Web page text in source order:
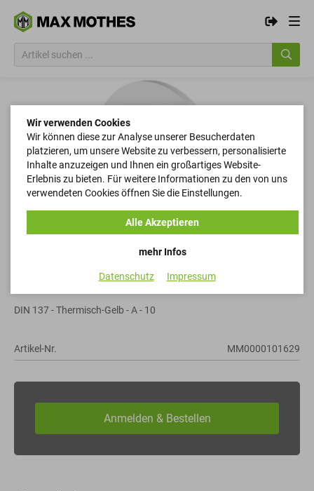
Federscheiben
DIN 137 - Thermisch-Gelb - A - 10
Artikel-Nr. MM0000101629
Wir verwenden Cookies
Wir können diese zur Analyse unserer Besucherdaten
platzieren, um unsere Website zu verbessern, personalisierte
Inhalte anzuzeigen und Ihnen ein großartiges Website-
Erlebnis zu bieten. Für weitere Informationen zu den von uns
verwendeten Cookies öffnen Sie die Einstellungen.
mehr Infos
Alle Akzeptieren
Datenschutz Impressum